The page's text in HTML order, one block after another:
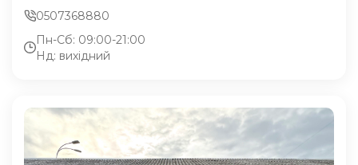
0507368880
Пн-Сб: 09:00-21:00
Нд: вихідний